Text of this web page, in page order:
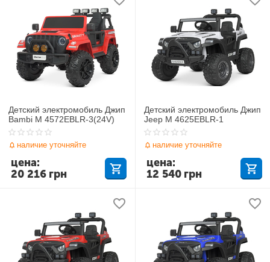
Детский электромобиль Джип
Bambi M 4572EBLR-3(24V)
наличие уточняйте
20 216 грн
цена:
Детский электромобиль Джип
Jeep M 4625EBLR-1
наличие уточняйте
12 540 грн
цена: